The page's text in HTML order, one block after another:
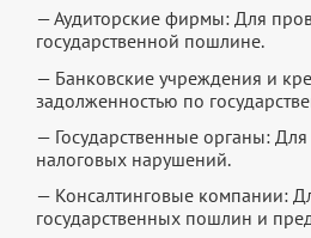
— Аудиторские фирмы: Для
государственной пошлине.
— Банковские учреждения и
задолженностью по
— Государственные органы:
налоговых нарушений.
— Консалтинговые компании:
государственных пошлин и